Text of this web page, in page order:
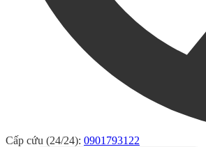
Cấp cứu (24/24): 0901793122